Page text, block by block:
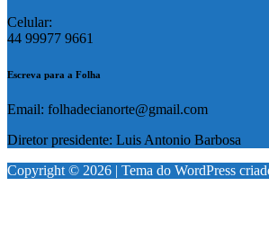
Celular:
44 99977 9661
Escreva para a Folha
Email: folhadecianorte@gmail.com
Diretor presidente: Luis Antonio Barbosa
Copyright © 2026 | Tema do WordPress